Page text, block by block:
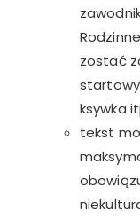
zostać
ksywka
tekst